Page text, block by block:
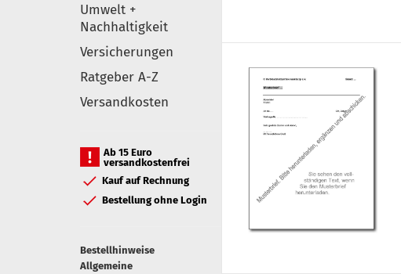
Umwelt +
Nachhaltigkeit
Versicherungen
Ratgeber A-Z
Versandkosten
Ab 15 Euro
versandkostenfrei
Kauf auf Rechnung
Bestellung ohne Login
Bestellhinweise
Allgemeine